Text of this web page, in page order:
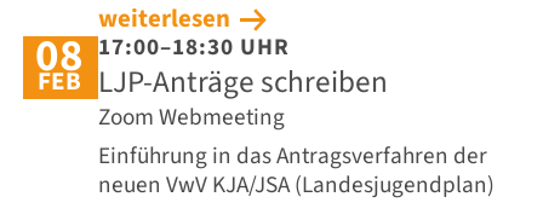
weiterlesen
08
FEB
17:00–18:30 UHR
LJP-Anträge schreiben
Zoom Webmeeting
Einführung in das Antragsverfahren der
neuen VwV KJA/JSA (Landesjugendplan)